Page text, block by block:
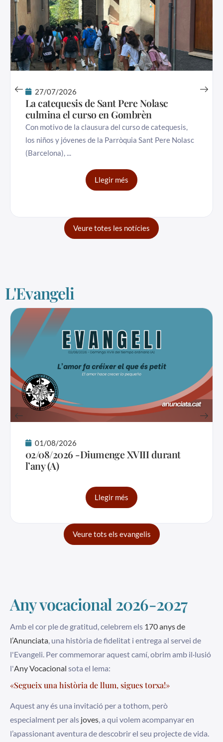
27/07/2026
La catequesis de Sant Pere Nolasc
culmina el curso en Gombrèn
Con motivo de la clausura del curso de catequesis,
los niños y jóvenes de la Parròquia Sant Pere Nolasc
(Barcelona),
Llegir més
Veure totes les notícies
L'Evangeli
01/08/2026
02/08/2026 -Diumenge XVIII durant
l’any (A)
Llegir més
Veure tots els evangelis
Any vocacional 2026-2027
Amb el cor ple de gratitud, celebrem els 170 anys de
l’Anunciata , una història de fidelitat i entrega al servei de
l'Evangeli. Per commemorar aquest camí, obrim amb il·lusió
l'Any Vocacional sota el lema:
«Segueix una història de llum, sigues torxa!»
Aquest any és una invitació per a tothom, però
especialment per als joves , a qui volem acompanyar en
l’apassionant aventura de descobrir el seu projecte de vida.